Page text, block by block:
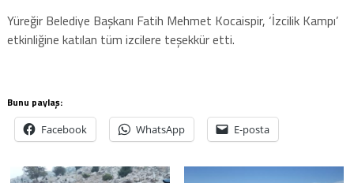
Yüreğir Belediye Başkanı Fatih Mehmet Kocaispir, ‘İzcilik Kampı’
etkinliğine katılan tüm izcilere teşekkür etti.
Bunu paylaş:
Facebook WhatsApp E-posta